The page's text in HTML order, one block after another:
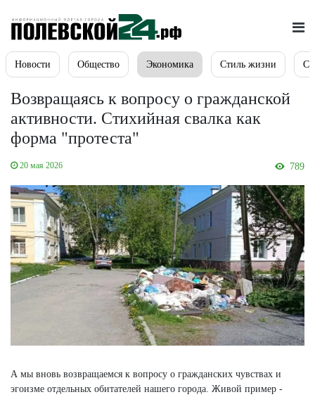
Новости Общество Экономика Стиль жизни
Возвращаясь к вопросу о гражданской
активности. Стихийная свалка как
форма "протеста"
20 мая 2026 789
А мы вновь возвращаемся к вопросу о гражданских чувствах и
эгоизме отдельных обитателей нашего города. Живой пример -